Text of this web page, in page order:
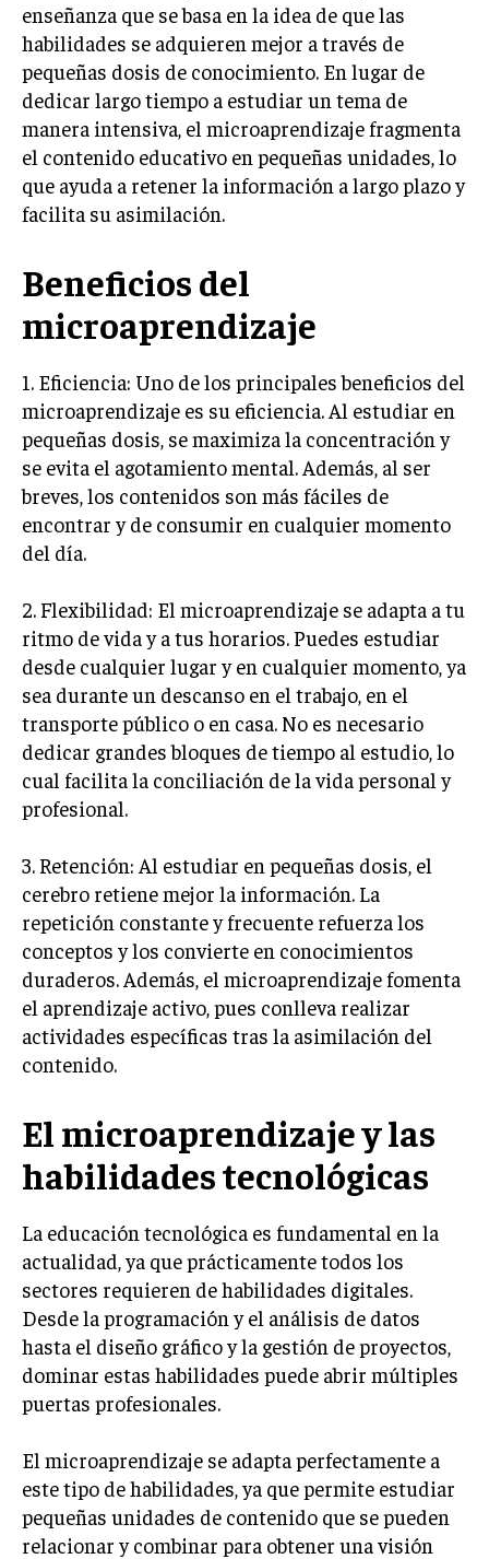
enseñanza que se basa en la idea de que las
habilidades se adquieren mejor a través de
pequeñas dosis de conocimiento. En lugar de
dedicar largo tiempo a estudiar un tema de
manera intensiva, el microaprendizaje fragmenta
el contenido educativo en pequeñas unidades, lo
que ayuda a retener la información a largo plazo y
facilita su asimilación.
Beneficios del
microaprendizaje
1. Eficiencia: Uno de los principales beneficios del
microaprendizaje es su eficiencia. Al estudiar en
pequeñas dosis, se maximiza la concentración y
se evita el agotamiento mental. Además, al ser
breves, los contenidos son más fáciles de
encontrar y de consumir en cualquier momento
del día.
2. Flexibilidad: El microaprendizaje se adapta a tu
ritmo de vida y a tus horarios. Puedes estudiar
desde cualquier lugar y en cualquier momento, ya
sea durante un descanso en el trabajo, en el
transporte público o en casa. No es necesario
dedicar grandes bloques de tiempo al estudio, lo
cual facilita la conciliación de la vida personal y
profesional.
3. Retención: Al estudiar en pequeñas dosis, el
cerebro retiene mejor la información. La
repetición constante y frecuente refuerza los
conceptos y los convierte en conocimientos
duraderos. Además, el microaprendizaje fomenta
el aprendizaje activo, pues conlleva realizar
actividades específicas tras la asimilación del
contenido.
El microaprendizaje y las
habilidades tecnológicas
La educación tecnológica es fundamental en la
actualidad, ya que prácticamente todos los
sectores requieren de habilidades digitales.
Desde la programación y el análisis de datos
hasta el diseño gráfico y la gestión de proyectos,
dominar estas habilidades puede abrir múltiples
puertas profesionales.
El microaprendizaje se adapta perfectamente a
este tipo de habilidades, ya que permite estudiar
pequeñas unidades de contenido que se pueden
relacionar y combinar para obtener una visión